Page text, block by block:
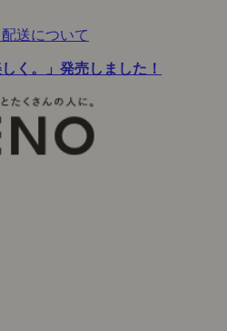
送について
く。」発売しました！